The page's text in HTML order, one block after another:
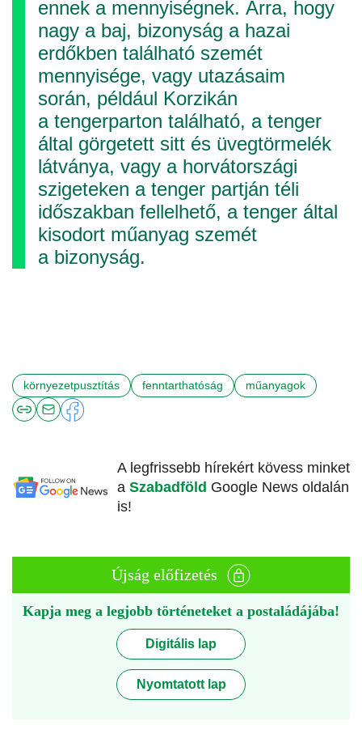
ennek a mennyiségnek. Arra, hogy
nagy a baj, bizonyság a hazai
erdőkben található szemét
mennyisége, vagy utazásaim
során, például Korzikán
a tengerparton található, a tenger
által görgetett sitt és üvegtörmelék
látványa, vagy a horvátországi
szigeteken a tenger partján téli
időszakban fellelhető, a tenger által
kisodort műanyag szemét
a bizonyság.
környezetpusztítás fenntarthatóság műanyagok
A legfrissebb hírekért kövess minket
a Szabadföld Google News oldalán
is!
Újság előfizetés
Kapja meg a legjobb történeteket a postaládájába!
Digitális lap
Nyomtatott lap